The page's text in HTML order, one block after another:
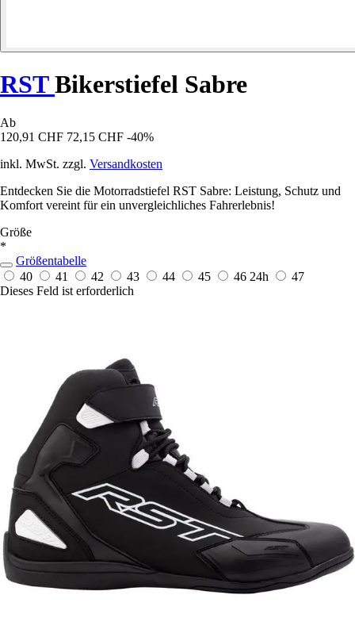
RSTBikerstiefel Sabre
Ab
120,91 CHF 72,15 CHF -40%
inkl. MwSt. zzgl. Versandkosten
Entdecken Sie die Motorradstiefel RST Sabre: Leistung, Schutz und
Komfort vereint für ein unvergleichliches Fahrerlebnis!
Größe
*
Größentabelle
40
41 42 43 44 45 46 24h
47
Dieses Feld ist erforderlich